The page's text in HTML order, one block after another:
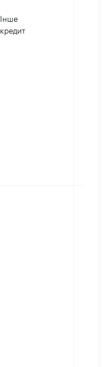
Інше
кредит